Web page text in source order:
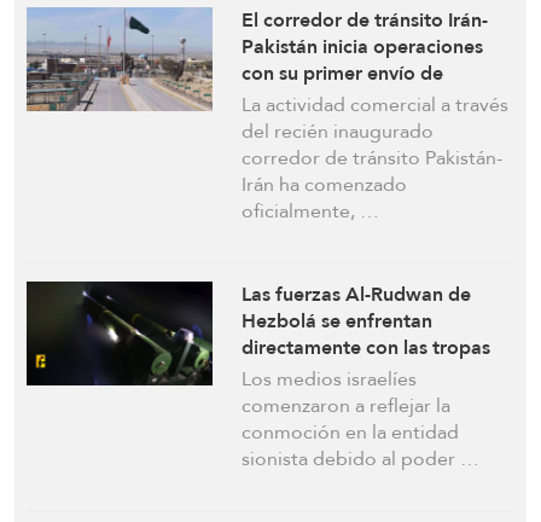
El corredor de tránsito Irán-
Pakistán inicia operaciones
con su primer envío de
exportación
La actividad comercial a través
del recién inaugurado
corredor de tránsito Pakistán-
Irán ha comenzado
oficialmente, …
Las fuerzas Al-Rudwan de
Hezbolá se enfrentan
directamente con las tropas
de ocupación israelíes en la
zona fronteriza
Los medios israelíes
comenzaron a reflejar la
conmoción en la entidad
sionista debido al poder …